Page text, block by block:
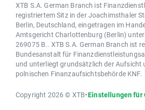
XTB S.A. German Branch ist
registriertem Sitz in der Joachimsthaler
Berlin, Deutschland, eingetragen im
Amtsgericht Charlottenburg (Berlin) unter
269075 B.. XTB S.A. German Branch ist
Bundesanstalt für
und unterliegt grundsätzlich der Aufsicht
polnischen Finanzaufsichtsbehörde KNF.
Copyright 2026 © XTB•Einstellungen für